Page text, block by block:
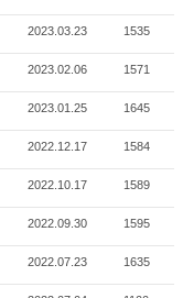
2023.03.23 1535
2023.02.06 1571
2023.01.25 1645
2022.12.17 1584
2022.10.17 1589
2022.09.30 1595
2022.07.23 1635